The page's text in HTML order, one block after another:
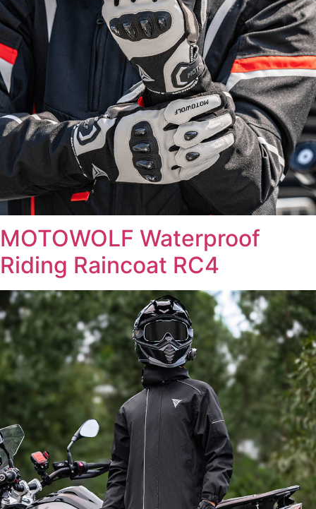
MOTOWOLF Waterproof
Riding Raincoat RC4